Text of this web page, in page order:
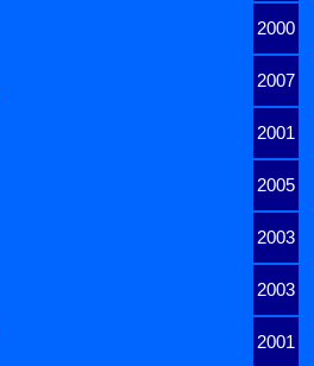
2000
2007
2001
2005
2003
2003
2001